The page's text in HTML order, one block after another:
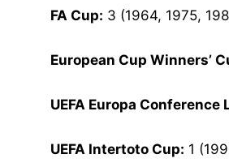
FA Cup: 3 (1964, 1975,
European Cup Winners’
UEFA Europa Conference
UEFA Intertoto Cup: 1